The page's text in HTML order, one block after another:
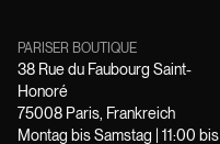
PARISER BOUTIQUE
38 Rue du Faubourg Saint-
Honoré
75008 Paris, Frankreich
Montag bis Samstag | 11:00 bis